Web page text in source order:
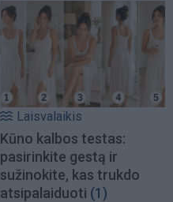
Laisvalaikis
Kūno kalbos testas:
pasirinkite gestą ir
sužinokite, kas trukdo
atsipalaiduoti (1)